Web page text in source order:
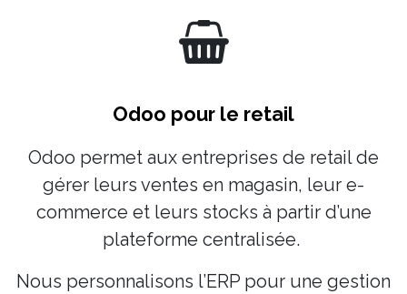
Odoo pour le retail
Odoo permet aux entreprises de retail de
gérer leurs ventes en magasin, leur e-
commerce et leurs stocks à partir d’une
plateforme centralisée.
Nous personnalisons l’ERP pour une gestion